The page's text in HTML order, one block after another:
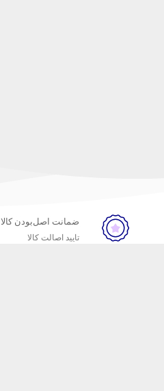
ضمانت اصل‌بودن کالا
تایید اصالت کالا